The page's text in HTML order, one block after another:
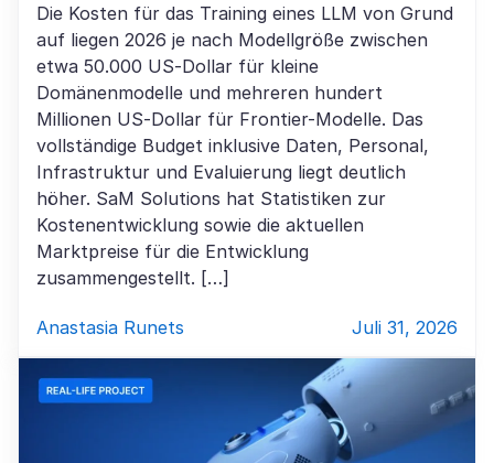
Die Kosten für das Training eines LLM von Grund
auf liegen 2026 je nach Modellgröße zwischen
etwa 50.000 US-Dollar für kleine
Domänenmodelle und mehreren hundert
Millionen US-Dollar für Frontier-Modelle. Das
vollständige Budget inklusive Daten, Personal,
Infrastruktur und Evaluierung liegt deutlich
höher. SaM Solutions hat Statistiken zur
Kostenentwicklung sowie die aktuellen
Marktpreise für die Entwicklung
zusammengestellt. […]
Anastasia Runets Juli 31, 2026